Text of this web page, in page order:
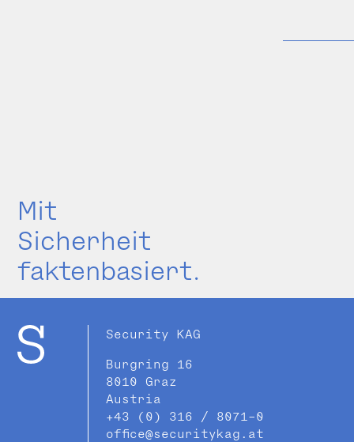
Mit
Sicherheit
faktenbasiert.
Security KAG
Burgring 16
8010 Graz
Austria
+43 (0) 316 / 8071-0
office@securitykag.at